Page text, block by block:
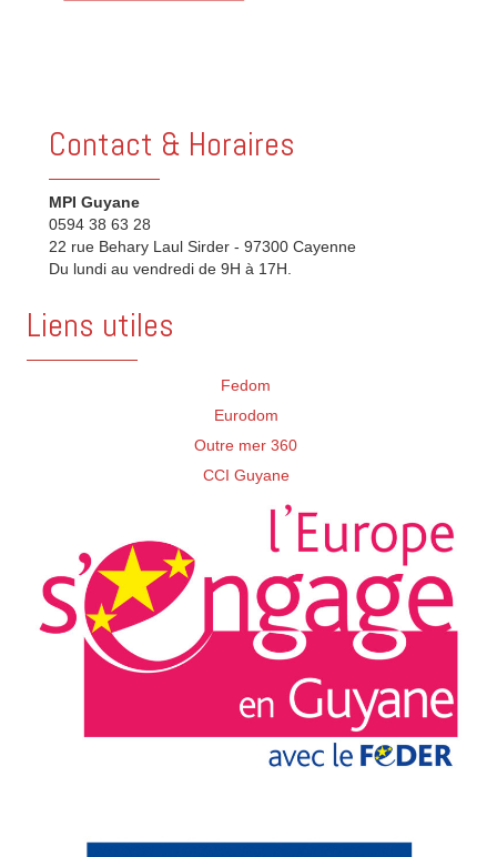
Contact & Horaires
MPI Guyane
0594 38 63 28
22 rue Behary Laul Sirder - 97300 Cayenne
Du lundi au vendredi de 9H à 17H.
Liens utiles
Fedom
Eurodom
Outre mer 360
CCI Guyane